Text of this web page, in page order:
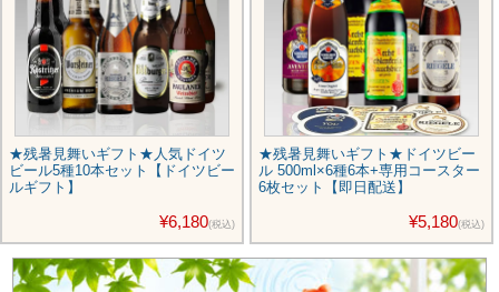
★残暑見舞いギフト★人気ドイツ
ビール5種10本セット【ドイツビー
ルギフト】
¥6,180(税込)
★残暑見舞いギフト★ドイツビー
ル 500ml×6種6本+専用コースター
6枚セット【即日配送】
¥5,180(税込)